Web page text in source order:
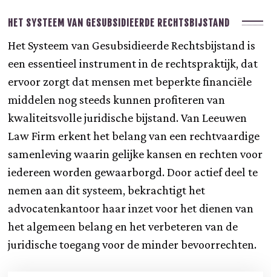
HET SYSTEEM VAN GESUBSIDIEERDE RECHTSBIJSTAND
Het Systeem van Gesubsidieerde Rechtsbijstand is
een essentieel instrument in de rechtspraktijk, dat
ervoor zorgt dat mensen met beperkte financiële
middelen nog steeds kunnen profiteren van
kwaliteitsvolle juridische bijstand. Van Leeuwen
Law Firm erkent het belang van een rechtvaardige
samenleving waarin gelijke kansen en rechten voor
iedereen worden gewaarborgd. Door actief deel te
nemen aan dit systeem, bekrachtigt het
advocatenkantoor haar inzet voor het dienen van
het algemeen belang en het verbeteren van de
juridische toegang voor de minder bevoorrechten.